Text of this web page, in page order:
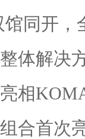
馆同开
体解决
相
合首次